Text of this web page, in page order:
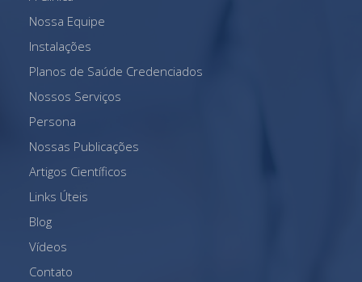
Nossa Equipe
Instalações
Planos de Saúde Credenciados
Nossos Serviços
Persona
Nossas Publicações
Artigos Científicos
Links Úteis
Blog
Vídeos
Contato